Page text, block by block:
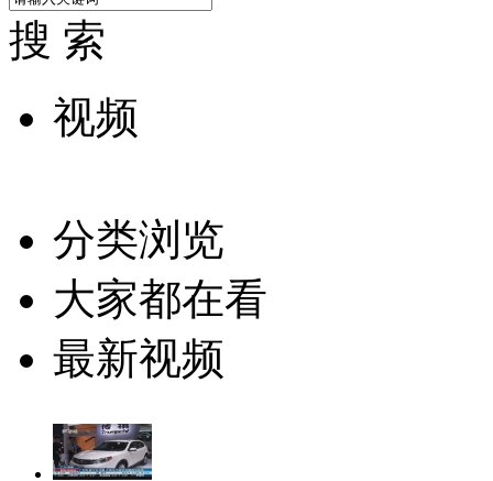
搜 索
视频
分类浏览
大家都在看
最新视频